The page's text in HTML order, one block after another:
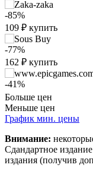
-85%
109 ₽ купить
-77%
162 ₽ купить
-41%
419 ₽купить
-2%
710 ₽купить
Больше цен
Меньше цен
100
200
300
400
График мин. цены
Внимание:
Сдандартное
издания (получив